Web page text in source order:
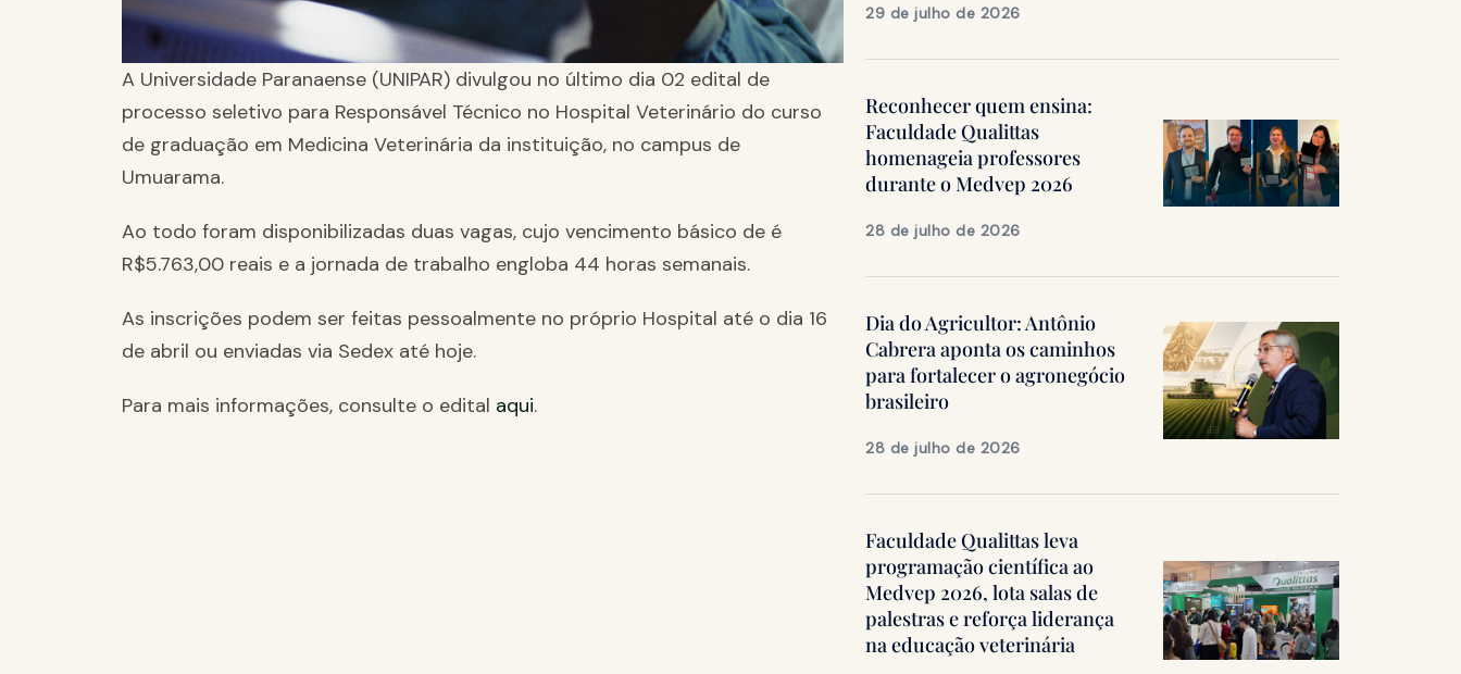
A Universidade Paranaense (UNIPAR) divulgou no último dia 02 edital de
processo seletivo para Responsável Técnico no Hospital Veterinário do curso
de graduação em Medicina Veterinária da instituição, no campus de
Umuarama.
Ao todo foram disponibilizadas duas vagas, cujo vencimento básico de é
R$5.763,00 reais e a jornada de trabalho engloba 44 horas semanais.
As inscrições podem ser feitas pessoalmente no próprio Hospital até o dia 16
de abril ou enviadas via Sedex até hoje.
Para mais informações, consulte o edital aqui.
29 de julho de 2026
Reconhecer quem ensina:
Faculdade Qualittas
homenageia professores
durante o Medvep 2026
28 de julho de 2026
Dia do Agricultor: Antônio
Cabrera aponta os caminhos
para fortalecer o agronegócio
brasileiro
28 de julho de 2026
Faculdade Qualittas leva
programação científica ao
Medvep 2026, lota salas de
palestras e reforça liderança
na educação veterinária